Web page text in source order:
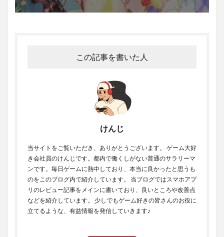
この記事を書いた人
けんじ
当サイトをご覧いただき、ありがとうございます。 ゲーム大好
き会社員のけんじです。都内で働くしがない普通のサラリーマ
ンです。毎日ゲームに熱中しており、本当に良かったと思うも
のをこのブログ内で紹介しています。 当ブログではスマホアプ
リのレビュー記事をメインに書いており、良いところや改善点
などを紹介しています。 少しでもゲーム好きの皆さんのお役に
立てるような、有益情報を発信していきます♪